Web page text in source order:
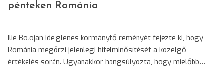
pénteken Románia
Ilie Bolojan ideiglenes kormányfő reményét fejezte ki, hogy
Románia megőrzi jelenlegi hitelminősítését a közelgő
értékelés során. Ugyanakkor hangsúlyozta, hogy mielőbb…